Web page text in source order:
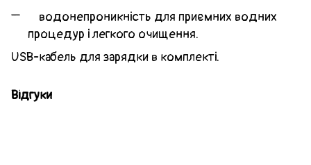
водонепроникність для приємних водних
процедур і легкого очищення.
USB-кабель для зарядки в комплекті.
Відгуки